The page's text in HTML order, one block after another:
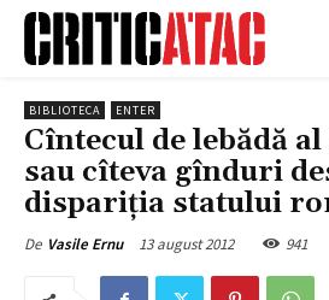
BIBLIOTECA ENTER
Cîntecul de lebădă
sau cîteva gînduri
dispariţia statului
De Vasile Ernu 13 august 2012 941